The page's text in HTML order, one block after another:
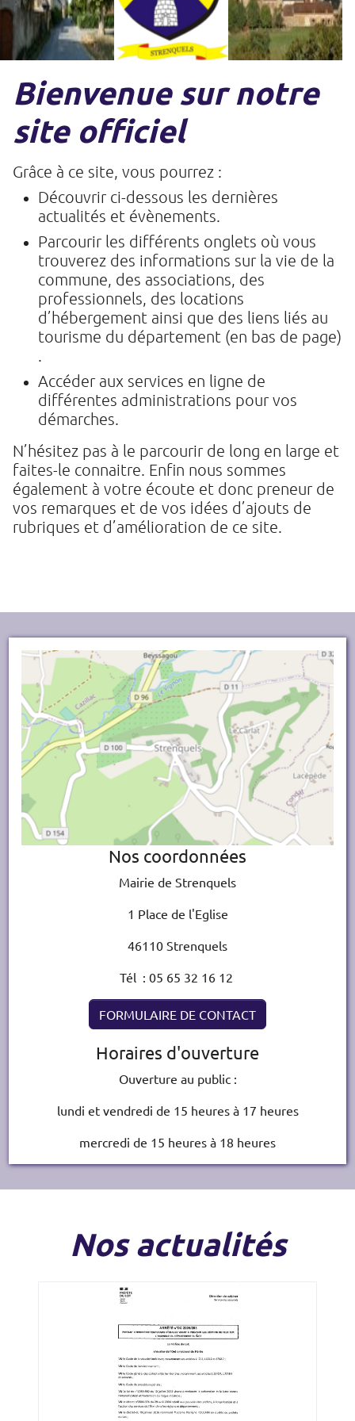
Bienvenue sur notre
site officiel
Grâce à ce site, vous pourrez :
Découvrir ci-dessous les dernières
actualités et évènements.
Parcourir les différents onglets où vous
trouverez des informations sur la vie de la
commune, des associations, des
professionnels, des locations
d’hébergement ainsi que des liens liés au
tourisme du département (en bas de page)
Accéder aux services en ligne de
différentes administrations pour vos
démarches.
N’hésitez pas à le parcourir de long en large et
faites-le connaitre. Enfin nous sommes
également à votre écoute et donc preneur de
vos remarques et de vos idées d’ajouts de
rubriques et d’amélioration de ce site.
Nos coordonnées
Mairie de Strenquels
1 Place de l'Eglise
46110 Strenquels
Tél : 05 65 32 16 12
FORMULAIRE DE CONTACT
Horaires d'ouverture
Ouverture au public :
lundi et vendredi de 15 heures à 17 heures
mercredi de 15 heures à 18 heures
Nos actualités